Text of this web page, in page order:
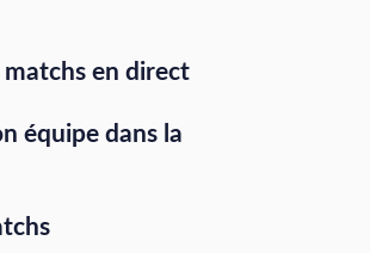
en direct
équipe dans la